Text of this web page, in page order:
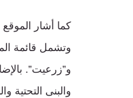
وتشمل قائمة
و”زرعيت”.
والبنى التحتية